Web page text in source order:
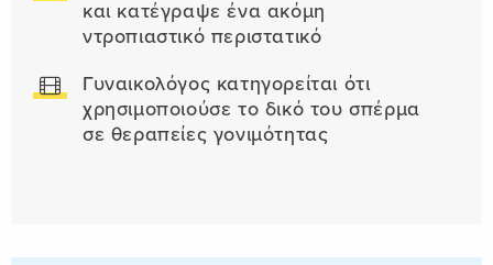
και κατέγραψε ένα ακόμη
ντροπιαστικό περιστατικό
Γυναικολόγος κατηγορείται ότι
χρησιμοποιούσε το δικό του σπέρμα
σε θεραπείες γονιμότητας